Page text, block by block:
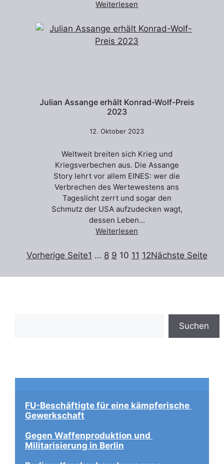
Weiterlesen
Julian Assange erhält Konrad-Wolf-Preis
2023
12. Oktober 2023
Weltweit breiten sich Krieg und
Kriegsverbechen aus. Die Assange
Story lehrt vor allem EINES: wer die
Verbrechen des Wertewestens ans
Tageslicht zerrt und sogar den
Schmutz der USA aufzudecken wagt,
dessen Leben…
Weiterlesen
Vorherige Seite1 … 8 9 10 11 12Nächste Seite
Suchen
FU-Beschäftigte für eine kämpferische
Gewerkschaft
Gegen Waffenproduktion und
Militarisierung in Berlin